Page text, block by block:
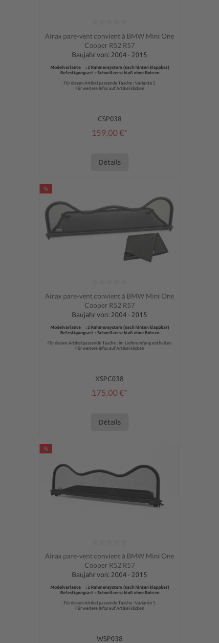
Note moyenne de 0 sur 5 étoiles
Airax pare-vent convient à BMW Mini One
Cooper R52 R57
Baujahr von: 2004 - 2015
Modelvariante : 2 Rahmensystem (nach hinten klappbar)
Befestigungsart : Schnellverschluß ohne Bohren
Für diesen Artikel passende Tasche : Variante 5
Für weitere Infos auf Artikel klicken
CSP038
159,00 €*
Détails
%
Note moyenne de 0 sur 5 étoiles
Airax pare-vent convient à BMW Mini One
Cooper R52 R57
Baujahr von: 2004 - 2015
Modelvariante : 2 Rahmensystem (nach hinten klappbar)
Befestigungsart : Schnellverschluß ohne Bohren
Für diesen Artikel passende Tasche : im Lieferumfang enthalten
Für weitere Infos auf Artikel klicken
XSPC038
175,00 €*
Détails
%
Note moyenne de 0 sur 5 étoiles
Airax pare-vent convient à BMW Mini One
Cooper R52 R57
Baujahr von: 2004 - 2015
Modelvariante : 2 Rahmensystem (nach hinten klappbar)
Befestigungsart : Schnellverschluß ohne Bohren
Für diesen Artikel passende Tasche : Variante 5
Für weitere Infos auf Artikel klicken
WSP038